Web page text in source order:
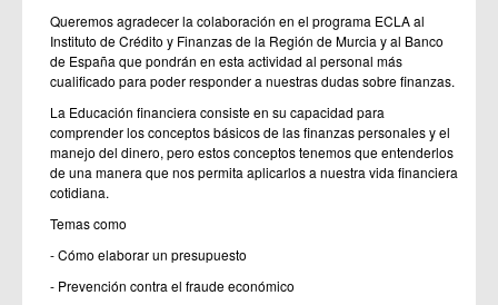
Queremos agradecer la colaboración en el programa ECLA al
Instituto de Crédito y Finanzas de la Región de Murcia y al Banco
de España que pondrán en esta actividad al personal más
cualificado para poder responder a nuestras dudas sobre finanzas.
La Educación financiera consiste en su capacidad para
comprender los conceptos básicos de las finanzas personales y el
manejo del dinero, pero estos conceptos tenemos que entenderlos
de una manera que nos permita aplicarlos a nuestra vida financiera
cotidiana.
Temas como
- Cómo elaborar un presupuesto
- Prevención contra el fraude económico